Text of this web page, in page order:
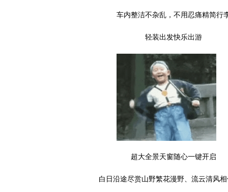
车内整洁不杂乱，不用忍痛精简行
轻装出发快乐出游
超大全景天窗随心一键开启
白日沿途尽赏山野繁花漫野、流云清风